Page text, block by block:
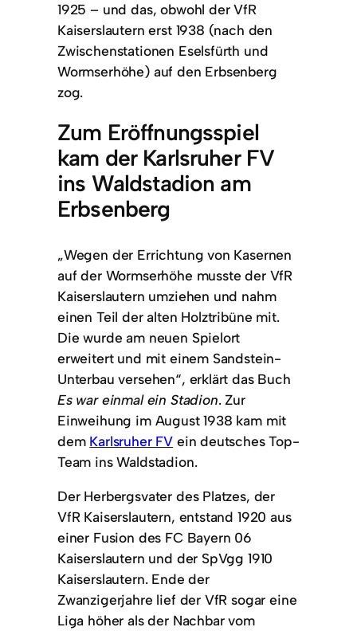
1925 – und das, obwohl der VfR
Kaiserslautern erst 1938 (nach den
Zwischenstationen Eselsfürth und
Wormserhöhe) auf den Erbsenberg
zog.
Zum Eröffnungsspiel
kam der Karlsruher FV
ins Waldstadion am
Erbsenberg
„Wegen der Errichtung von Kasernen
auf der Wormserhöhe musste der VfR
Kaiserslautern umziehen und nahm
einen Teil der alten Holztribüne mit.
Die wurde am neuen Spielort
erweitert und mit einem Sandstein-
Unterbau versehen“, erklärt das Buch
Es war einmal ein Stadion. Zur
Einweihung im August 1938 kam mit
dem Karlsruher FV ein deutsches Top-
Team ins Waldstadion.
Der Herbergsvater des Platzes, der
VfR Kaiserslautern, entstand 1920 aus
einer Fusion des FC Bayern 06
Kaiserslautern und der SpVgg 1910
Kaiserslautern. Ende der
Zwanzigerjahre lief der VfR sogar eine
Liga höher als der Nachbar vom